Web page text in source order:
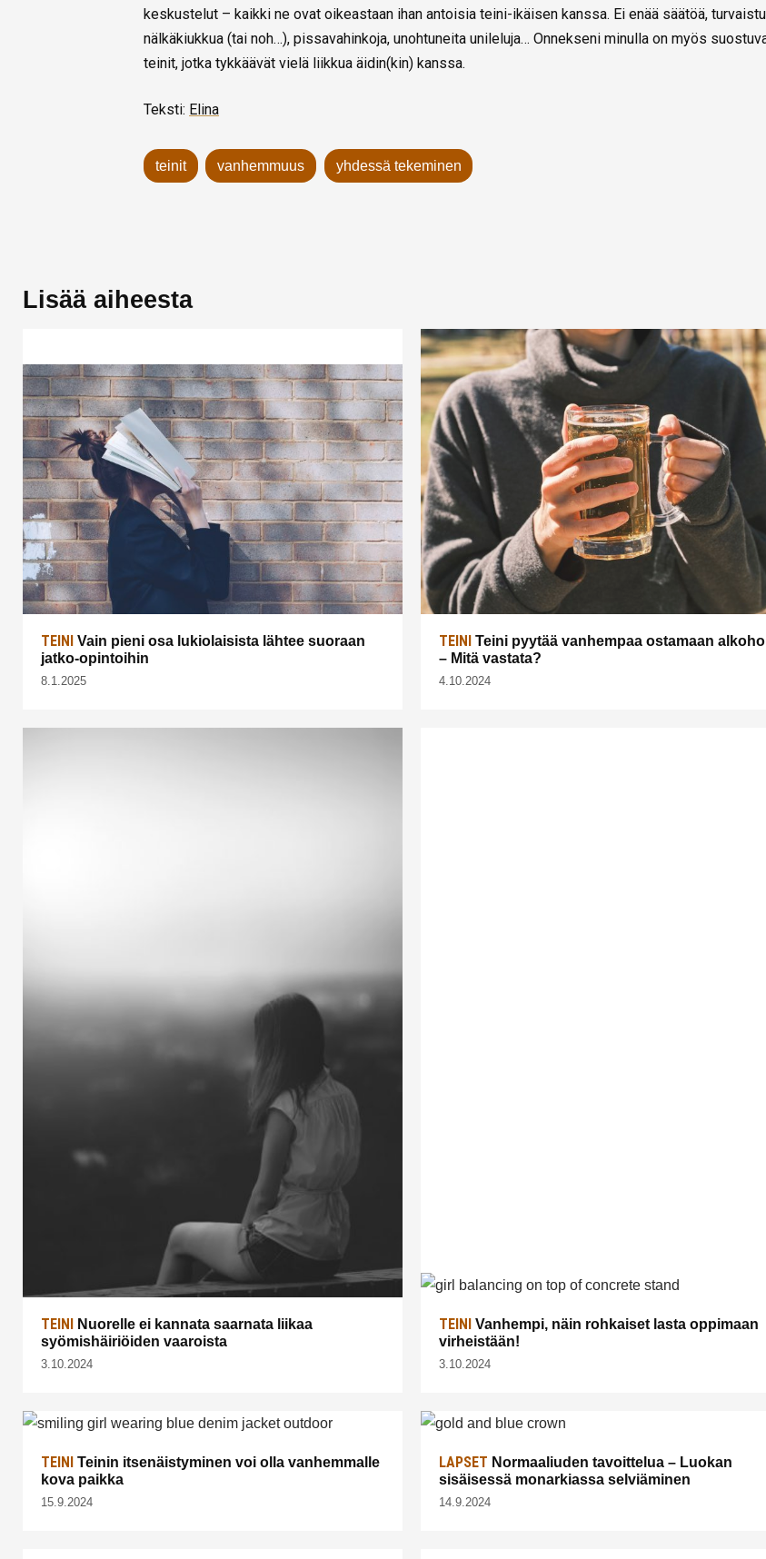
keskustelut – kaikki ne ovat oikeastaan ihan antoisia teini-ikäisen kanssa. Ei enää säätöä,
nälkäkiukkua (tai noh…), pissavahinkoja, unohtuneita unileluja… Onnekseni minulla on myös
teinit, jotka tykkäävät vielä liikkua äidin(kin) kanssa.
Teksti: Elina
teinit vanhemmuus yhdessä tekeminen
Lisää aiheesta
TEINI Vain pieni osa lukiolaisista lähtee suoraan
jatko-opintoihin
8.1.2025
TEINI Teini pyytää vanhempaa ostamaan
– Mitä vastata?
4.10.2024
TEINI Nuorelle ei kannata saarnata liikaa
syömishäiriöiden vaaroista
3.10.2024
TEINI Vanhempi, näin rohkaiset lasta oppimaan
virheistään!
3.10.2024
TEINI Teinin itsenäistyminen voi olla vanhemmalle
kova paikka
15.9.2024
LAPSET Normaaliuden tavoittelua – Luokan
sisäisessä monarkiassa selviäminen
14.9.2024